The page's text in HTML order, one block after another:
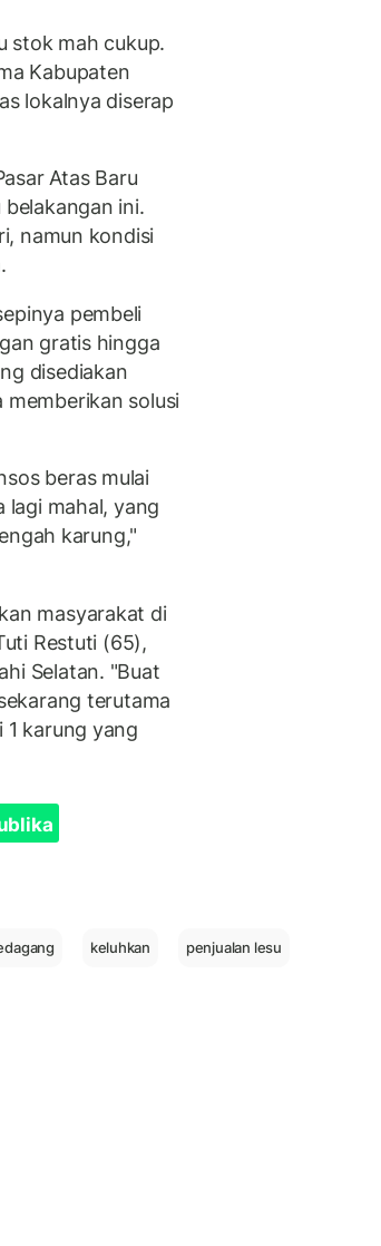
stok mah cukup.
Kabupaten
lokalnya diserap
Atas Baru
belakangan ini.
namun kondisi
pembeli
gratis hingga
disediakan
solusi
beras mulai
lagi mahal, yang
karung,"
masyarakat di
Restuti (65),
Selatan. "Buat
terutama
1 karung yang
keluhkan penjualan lesu